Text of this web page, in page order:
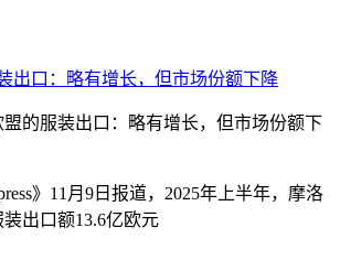
出口：略有增长，但市场份额下降
》11月9日报道，2025年上半年，摩洛
出口额13.6亿欧元